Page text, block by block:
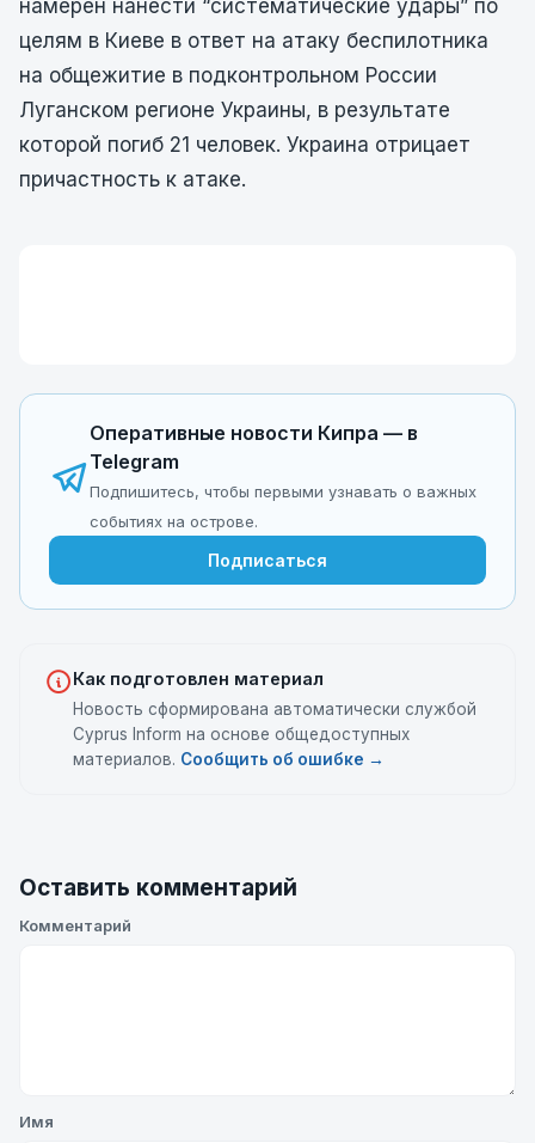
намерен нанести “систематические удары” по
целям в Киеве в ответ на атаку беспилотника
на общежитие в подконтрольном России
Луганском регионе Украины, в результате
которой погиб 21 человек. Украина отрицает
причастность к атаке.
Оперативные новости Кипра — в
Telegram
Подпишитесь, чтобы первыми узнавать о важных
событиях на острове.
Подписаться
Как подготовлен материал
Новость сформирована автоматически службой
Cyprus Inform на основе общедоступных
материалов. Сообщить об ошибке →
Оставить комментарий
Комментарий
Имя